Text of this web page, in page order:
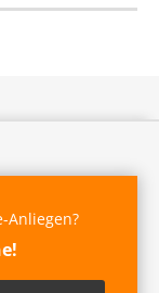
Anliegen?